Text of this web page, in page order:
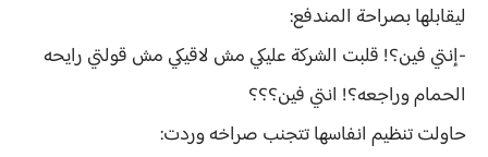
ليقابلها بصراحة المندفع:
-إنتي فين؟! قلبت الشركة عليكي مش لاقيكي مش قولتي رايحه
الحمام وراجعه؟! انتي فين؟؟؟
حاولت تنظيم انفاسها تتجنب صراخه وردت: